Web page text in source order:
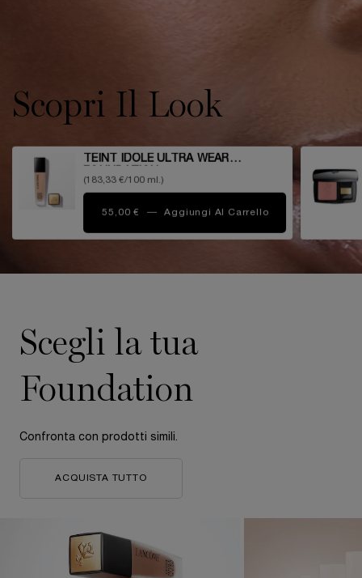
Scopri Il Look
TEINT IDOLE ULTRA WEAR
(183,33 €/100 ml.)
55,00 € ― Aggiungi Al Carrello TEINT IDOLE
Scegli la tua
Foundation
Confronta con prodotti simili.
ACQUISTA TUTTO